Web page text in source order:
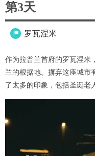
第3天
 罗瓦涅米
作为拉普兰首府的罗瓦涅米
兰的根据地。摒弃这座城市
了太多的印象，包括圣诞老